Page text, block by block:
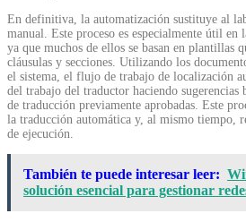
En definitiva, la automatización sustituye al
manual. Este proceso es especialmente útil en
ya que muchos de ellos se basan en plantillas
cláusulas y secciones. Utilizando los
el sistema, el flujo de trabajo de localización
del trabajo del traductor haciendo sugerencias
de traducción previamente aprobadas. Este
la traducción automática y, al mismo tiempo,
de ejecución.
También te puede interesar leer:
solución esencial para gestionar